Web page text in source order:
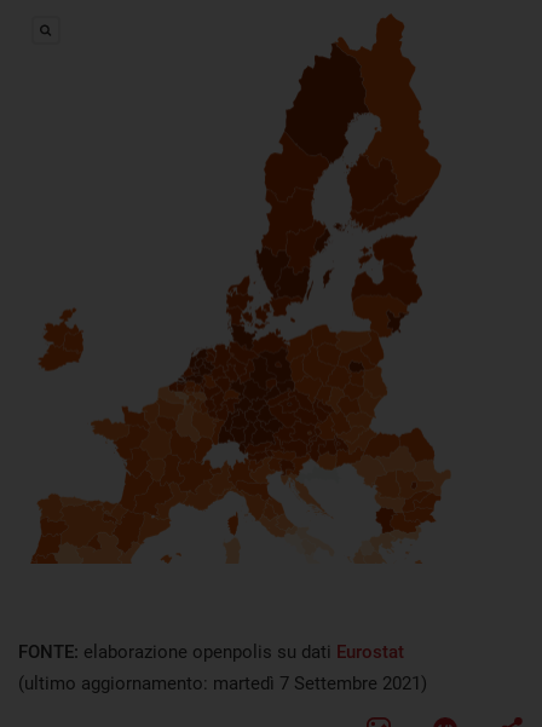
FONTE: elaborazione openpolis su dati Eurostat
(ultimo aggiornamento: martedì 7 Settembre 2021)